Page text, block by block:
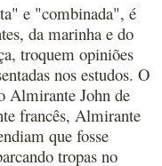
e "combinada", é
da marinha e do
troquem opiniões
nos estudos. O
Almirante John de
francês, Almirante
que fosse
tropas no